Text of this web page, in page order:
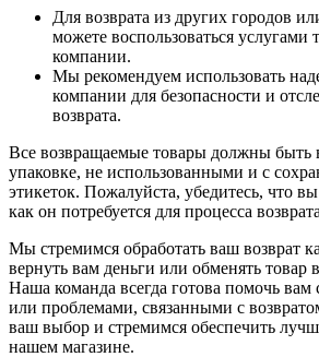
Для возврата из других городов
можете воспользоваться услугами
компании.
Мы рекомендуем использовать
компании для безопасности и
возврата.
Все возвращаемые товары должны быть
упаковке, не использованными и с
этикеток. Пожалуйста, убедитесь, что
как он потребуется для процесса
Мы стремимся обработать ваш возврат
вернуть вам деньги или обменять товар
Наша команда всегда готова помочь
или проблемами, связанными с
ваш выбор и стремимся обеспечить
нашем магазине.